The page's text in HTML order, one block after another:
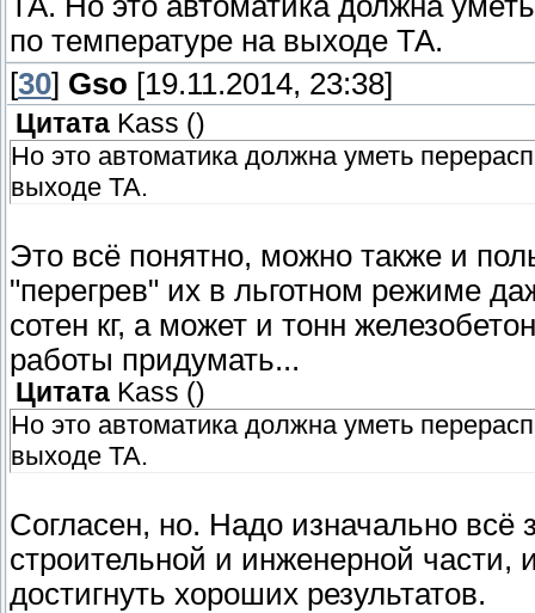
по температуре на выходе ТА.
[30] Gso [19.11.2014, 23:38]
Цитата Kass ()
Но это автоматика должна уметь
выходе ТА.
Это всё понятно, можно также и
"перегрев" их в льготном режиме
сотен кг, а может и тонн
работы придумать...
Цитата Kass ()
Но это автоматика должна уметь
выходе ТА.
Согласен, но. Надо изначально всё
строительной и инженерной части,
достигнуть хороших результатов.